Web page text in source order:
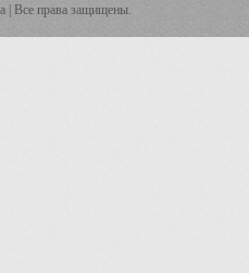
| Все права защищены.